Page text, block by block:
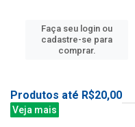
Faça seu login ou
cadastre-se para
comprar.
Produtos até R$20,00
Veja mais